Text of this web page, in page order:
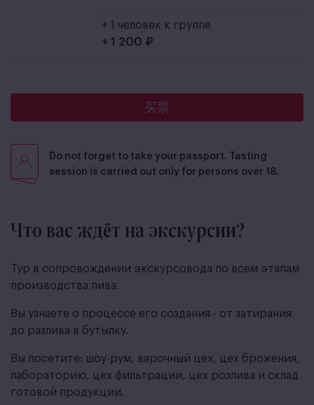
+ 1 человек к группе
+ 1 200 ₽
买票
Do not forget to take your passport. Tasting
session is carried out only for persons over 18.
Что вас ждёт на экскурсии?
Тур в сопровождении экскурсовода по всем этапам
производства пива.
Вы узнаете о процессе его создания - от затирания
до разлива в бутылку.
Вы посетите: ш оу-рум, варочный цех, ц ех брожения,
лабораторию, цех фильтрации, цех розлива и склад
готовой продукции.